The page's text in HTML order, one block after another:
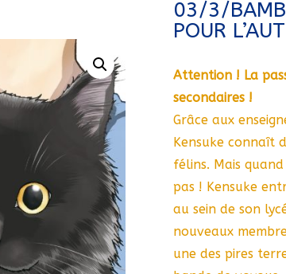
03/3/
POUR
Attention ! La
secondaires !
Grâce aux
Kensuke connaît
félins. Mais
pas ! Kensuke
au sein de son
nouveaux
une des pires